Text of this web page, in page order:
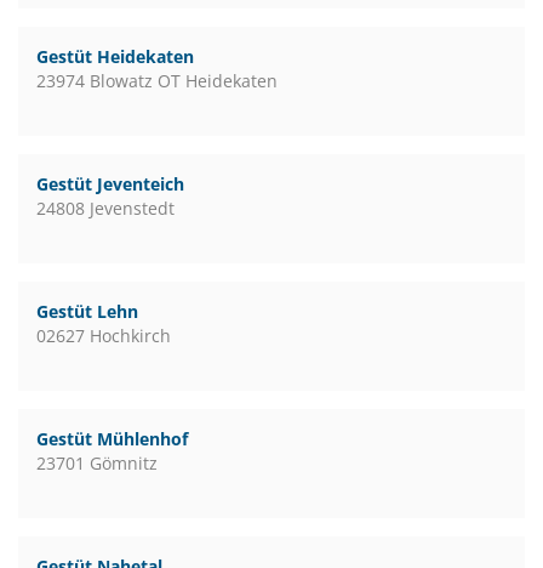
Gestüt Heidekaten
23974 Blowatz OT Heidekaten
Gestüt Jeventeich
24808 Jevenstedt
Gestüt Lehn
02627 Hochkirch
Gestüt Mühlenhof
23701 Gömnitz